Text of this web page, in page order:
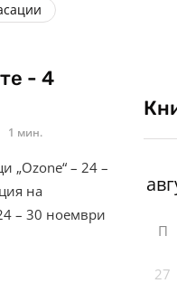
- 4
1 мин.
„Ozone“ – 24 –
на
– 30 ноември
П
27